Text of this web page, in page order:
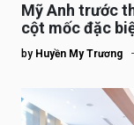
Mỹ Anh trước
cột mốc đặc
tế”
by Huyền My Trương